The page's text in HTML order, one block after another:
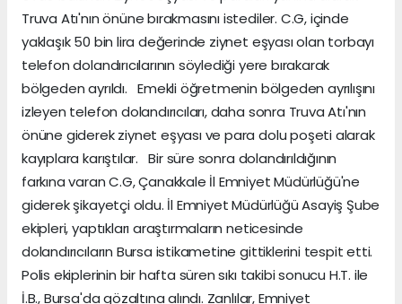
Truva Atı'nın önüne bırakmasını istediler. C.G, içinde
yaklaşık 50 bin lira değerinde ziynet eşyası olan torbayı
telefon dolandırıcılarının söylediği yere bırakarak
bölgeden ayrıldı. Emekli öğretmenin bölgeden ayrılışını
izleyen telefon dolandırıcıları, daha sonra Truva Atı'nın
önüne giderek ziynet eşyası ve para dolu poşeti alarak
kayıplara karıştılar. Bir süre sonra dolandırıldığının
farkına varan C.G, Çanakkale İl Emniyet Müdürlüğü'ne
giderek şikayetçi oldu. İl Emniyet Müdürlüğü Asayiş Şube
ekipleri, yaptıkları araştırmaların neticesinde
dolandırıcıların Bursa istikametine gittiklerini tespit etti.
Polis ekiplerinin bir hafta süren sıkı takibi sonucu H.T. ile
İ.B., Bursa'da gözaltına alındı. Zanlılar, Emniyet